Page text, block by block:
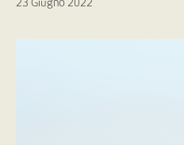
23 Giugno 2022